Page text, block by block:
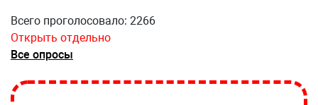
Всего проголосовало: 2266
Открыть отдельно
Все опросы